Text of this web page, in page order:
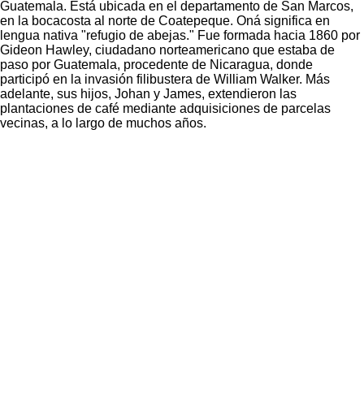
Guatemala. Está ubicada en el departamento de San Marcos,
en la bocacosta al norte de Coatepeque. Oná significa en
lengua nativa "refugio de abejas." Fue formada hacia 1860 por
Gideon Hawley, ciudadano norteamericano que estaba de
paso por Guatemala, procedente de Nicaragua, donde
participó en la invasión filibustera de William Walker. Más
adelante, sus hijos, Johan y James, extendieron las
plantaciones de café mediante adquisiciones de parcelas
vecinas, a lo largo de muchos años.